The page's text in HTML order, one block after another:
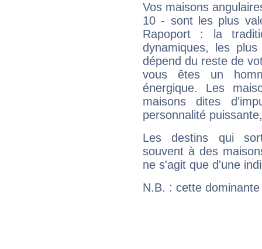
Vos maisons
10 - sont les plus
Rapoport : la
dynamiques, les
dépend du reste de
vous êtes un
énergique. Les
maisons dites
personnalité
Les destins qui
souvent à des
ne s'agit que d'une
N.B. : cette